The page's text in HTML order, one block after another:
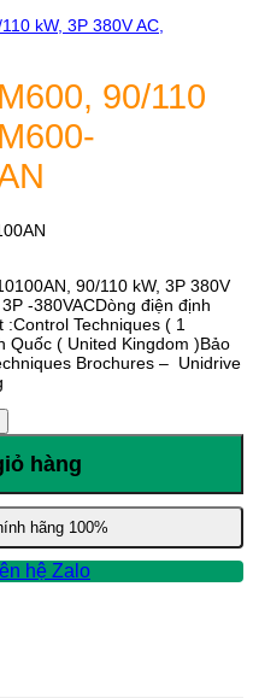
90/110
90/110 kW, 3P 380V
-380VACDòng điện định
Techniques ( 1
( United Kingdom )Bảo
Brochures – Unidrive
hàng
hãng 100%
hệ Zalo